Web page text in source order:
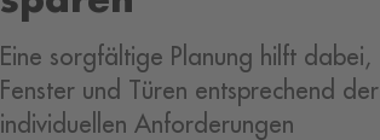
Eine sorgfältige Planung hilft dabei,
Fenster und Türen entsprechend der
individuellen Anforderungen